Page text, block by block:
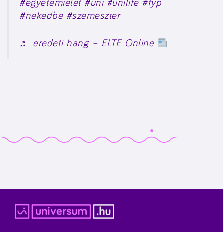
#egyetemielet #uni #unilife #fyp
#nekedbe #szemeszter
♬ eredeti hang – ELTE Online